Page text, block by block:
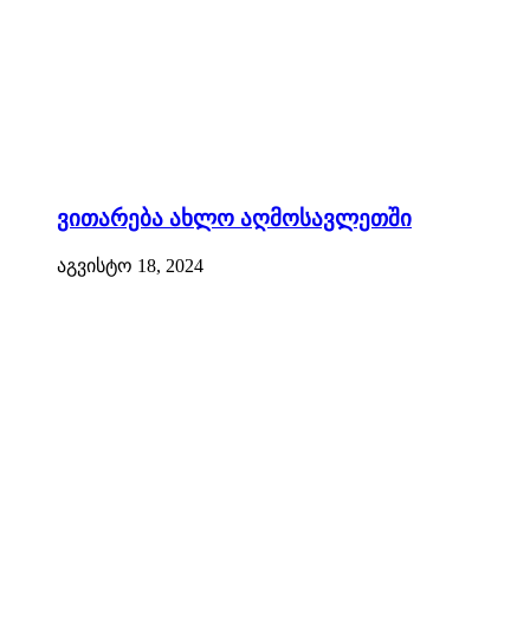
ვითარება ახლო აღმოსავლეთში
აგვისტო 18, 2024